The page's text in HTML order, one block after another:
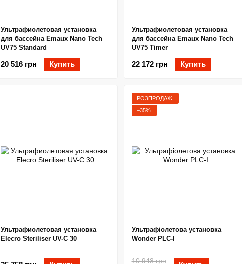
Ультрафиолетовая установка
для бассейна Emaux Nano Tech
UV75 Standard
20 516 грн Купить
Ультрафиолетовая установка
для бассейна Emaux Nano Tech
UV75 Timer
22 172 грн Купить
Ультрафиолетовая установка
Elecro Steriliser UV-C 30
РОЗПРОДАЖ
−35%
Ультрафіолетова установка
Wonder PLC-I
10 948 грн